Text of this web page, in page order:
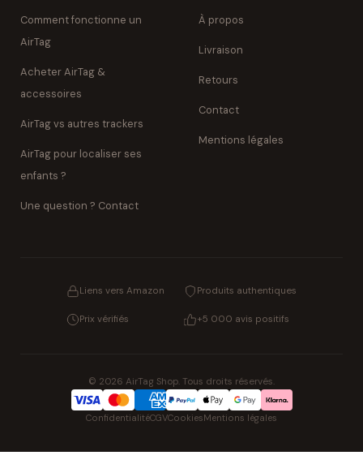
Comment fonctionne un
AirTag
Acheter AirTag &
accessoires
AirTag vs autres trackers
AirTag pour localiser ses
enfants ?
Une question ? Contact
À propos
Livraison
Retours
Contact
Mentions légales
Liens vers Amazon Produits authentiques
Prix vérifiés +5 000 avis positifs
© 2026 AirTag Shop. Tous droits réservés.
ConfidentialitéCGVCookiesMentions légales